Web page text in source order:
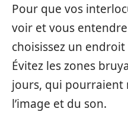
Pour que vos
voir et vous
choisissez un
Évitez les zones
jours, qui pourraient
l’image et du son.